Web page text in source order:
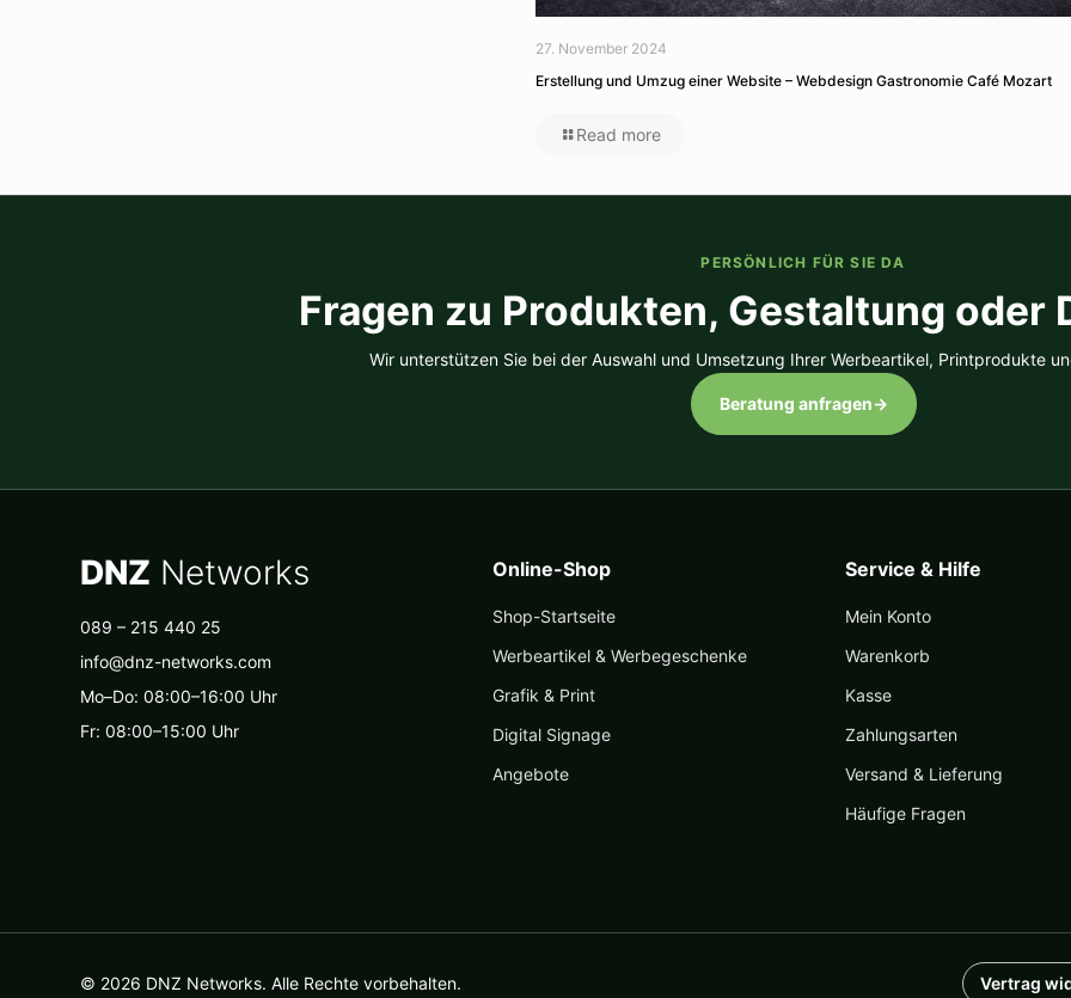
27. November 2024
Erstellung und Umzug einer Website – Webdesign Gastronomie Café Mozart
Read more
PERSÖNLICH FÜR SIE DA
Fragen zu Produkten, Gestaltung oder
Wir unterstützen Sie bei der Auswahl und Umsetzung Ihrer Werbeartikel, Printprodukte
Beratung anfragen→
DNZ Networks
089 – 215 440 25
info@dnz-networks.com
Mo–Do: 08:00–16:00 Uhr
Fr: 08:00–15:00 Uhr
Online-Shop
Shop-Startseite
Werbeartikel & Werbegeschenke
Grafik & Print
Digital Signage
Angebote
Service & Hilfe
Mein Konto
Warenkorb
Kasse
Zahlungsarten
Versand & Lieferung
Häufige Fragen
© 2026 DNZ Networks. Alle Rechte vorbehalten. Vertrag